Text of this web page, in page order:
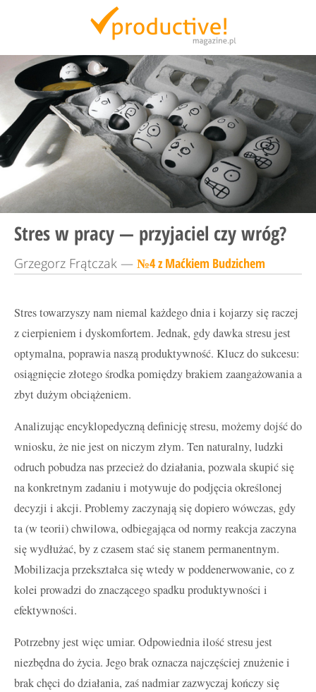
Productive Magazine
Stres w pracy — przyjaciel czy wróg?
Grzegorz Frątczak — №4 z Maćkiem Budzichem
Stres towarzyszy nam niemal każdego dnia i kojarzy się raczej
z cierpieniem i dyskomfortem. Jednak, gdy dawka stresu jest
optymalna, poprawia naszą produktywność. Klucz do sukcesu:
osiągnięcie złotego środka pomiędzy brakiem zaangażowania a
zbyt dużym obciążeniem.
Analizując encyklopedyczną definicję stresu, możemy dojść do
wniosku, że nie jest on niczym złym. Ten naturalny, ludzki
odruch pobudza nas przecież do działania, pozwala skupić się
na konkretnym zadaniu i motywuje do podjęcia określonej
decyzji i akcji. Problemy zaczynają się dopiero wówczas, gdy
ta (w teorii) chwilowa, odbiegająca od normy reakcja zaczyna
się wydłużać, by z czasem stać się stanem permanentnym.
Mobilizacja przekształca się wtedy w poddenerwowanie, co z
kolei prowadzi do znaczącego spadku produktywności i
efektywności.
Potrzebny jest więc umiar. Odpowiednia ilość stresu jest
niezbędna do życia. Jego brak oznacza najczęściej znużenie i
brak chęci do działania, zaś nadmiar zazwyczaj kończy się